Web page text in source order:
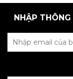
NHẬP